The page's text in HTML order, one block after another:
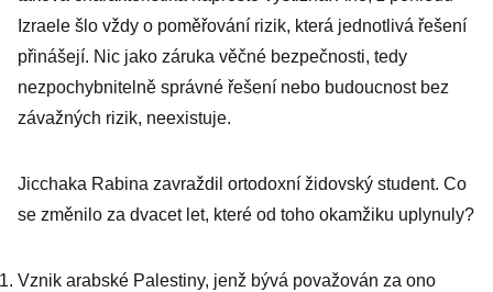
Izraele šlo vždy o poměřování rizik, která jednotlivá řešení
přinášejí. Nic jako záruka věčné bezpečnosti, tedy
nezpochybnitelně správné řešení nebo budoucnost bez
závažných rizik, neexistuje.
Jicchaka Rabina zavraždil ortodoxní židovský student. Co
se změnilo za dvacet let, které od toho okamžiku uplynuly?
Vznik arabské Palestiny, jenž bývá považován za ono